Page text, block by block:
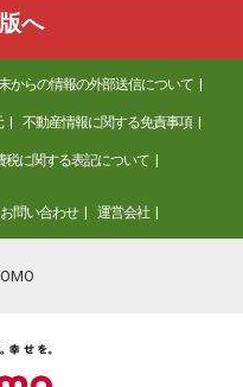
へ
からの情報の外部送信について
不動産情報に関する免責事項
税に関する表記について
お問い合わせ 運営会社